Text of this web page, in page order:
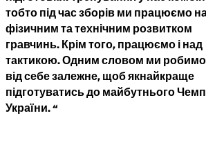
тобто під час зборів ми працюємо
фізичним та технічним розвитком
гравчинь. Крім того, працюємо і над
тактикою. Одним словом ми
від себе залежне, щоб якнайкраще
підготуватись до майбутнього
України. “